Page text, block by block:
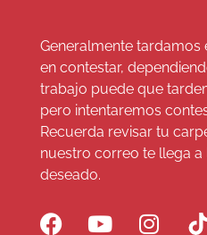
Generalmente tardamos
en contestar,
trabajo puede que
pero intentaremos
Recuerda revisar tu
nuestro correo te llega a
deseado.